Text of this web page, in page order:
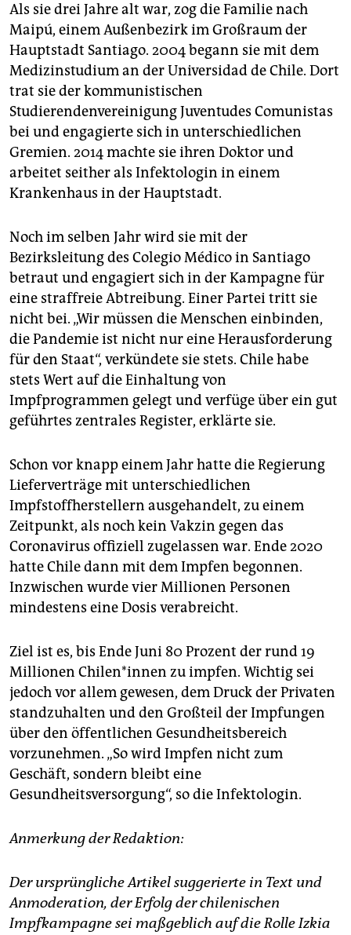
Als sie drei Jahre alt war, zog die Familie nach
Maipú, einem Außenbezirk im Großraum der
Hauptstadt Santiago. 2004 begann sie mit dem
Medizinstudium an der Universidad de Chile. Dort
trat sie der kommunistischen
Studierendenvereinigung Juventudes Comunistas
bei und engagierte sich in unterschiedlichen
Gremien. 2014 machte sie ihren Doktor und
arbeitet seither als Infektologin in einem
Krankenhaus in der Hauptstadt.
Noch im selben Jahr wird sie mit der
Bezirksleitung des Colegio Médico in Santiago
betraut und engagiert sich in der Kampagne für
eine straffreie Abtreibung. Einer Partei tritt sie
nicht bei. „Wir müssen die Menschen einbinden,
die Pandemie ist nicht nur eine Herausforderung
für den Staat“, verkündete sie stets. Chile habe
stets Wert auf die Einhaltung von
Impfprogrammen gelegt und verfüge über ein gut
geführtes zentrales Register, erklärte sie.
Schon vor knapp einem Jahr hatte die Regierung
Lieferverträge mit unterschiedlichen
Impfstoffherstellern ausgehandelt, zu einem
Zeitpunkt, als noch kein Vakzin gegen das
Coronavirus offiziell zugelassen war. Ende 2020
hatte Chile dann mit dem Impfen begonnen.
Inzwischen wurde vier Millionen Personen
mindestens eine Dosis verabreicht.
Ziel ist es, bis Ende Juni 80 Prozent der rund 19
Millionen Chi­le­n*in­nen zu impfen. Wichtig sei
jedoch vor allem gewesen, dem Druck der Privaten
standzuhalten und den Großteil der Impfungen
über den öffentlichen Gesundheitsbereich
vorzunehmen. „So wird Impfen nicht zum
Geschäft, sondern bleibt eine
Gesundheitsversorgung“, so die Infektologin.
Anmerkung der Redaktion:
Der ursprüngliche Artikel suggerierte in Text und
Anmoderation, der Erfolg der chilenischen
Impfkampagne sei maßgeblich auf die Rolle Izkia